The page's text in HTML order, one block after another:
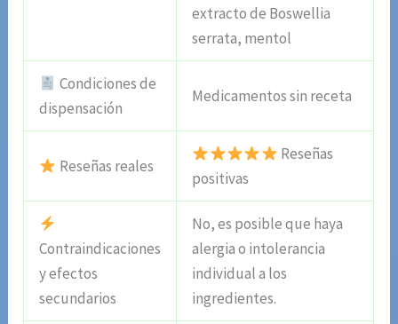
extracto de Boswellia
serrata, mentol
Condiciones de
dispensación
Medicamentos sin receta
Reseñas reales
Reseñas
positivas
Contraindicaciones
y efectos
secundarios
No, es posible que haya
alergia o intolerancia
individual a los
ingredientes.